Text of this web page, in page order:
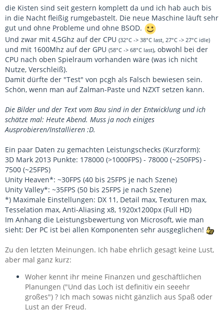
die Kisten sind seit gestern komplett da und ich hab auch bis
in die Nacht fleißig rumgebastelt. Die neue Maschine läuft sehr
gut und ohne Probleme und ohne BSOD.
Und zwar mit 4,5Ghz auf der CPU (32°C -> 38°C last, 27°C -> 27°C idle)
und mit 1600Mhz auf der GPU (58°C -> 68°C last), obwohl bei der
CPU nach oben Spielraum vorhanden wäre (was ich nicht
Nutze, Verschleiß).
Damit dürfte der "Test" von pcgh als Falsch bewiesen sein.
Schön, wenn man auf Zalman-Paste und NZXT setzen kann.
Die Bilder und der Text vom Bau sind in der Entwicklung und ich
schätze mal: Heute Abend. Muss ja noch einiges
Ausprobieren/Installieren :D.
Ein paar Daten zu gemachten Leistungschecks (Kurzform):
3D Mark 2013 Punkte: 178000 (>1000FPS) - 78000 (~250FPS) -
7500 (~25FPS)
Unity Heaven*: ~30FPS (40 bis 25FPS je nach Szene)
Unity Valley*: ~35FPS (50 bis 25FPS je nach Szene)
*) Maximale Einstellungen: DX 11, Detail max, Texturen max,
Tesselation max, Anti-Aliasing x8, 1920x1200px (Full HD)
Im Anhang die Leistungsbewertung von Microsoft, wie man
sieht: Der PC ist bei allen Komponenten sehr ausgeglichen!
Zu den letzten Meinungen. Ich habe ehrlich gesagt keine Lust,
aber mal ganz kurz:
Woher kennt ihr meine Finanzen und geschäftlichen
Planungen ("Und das Loch ist definitiv ein seeehr
großes") ? Ich mach sowas nicht gänzlich aus Spaß oder
Lust an der Freud.